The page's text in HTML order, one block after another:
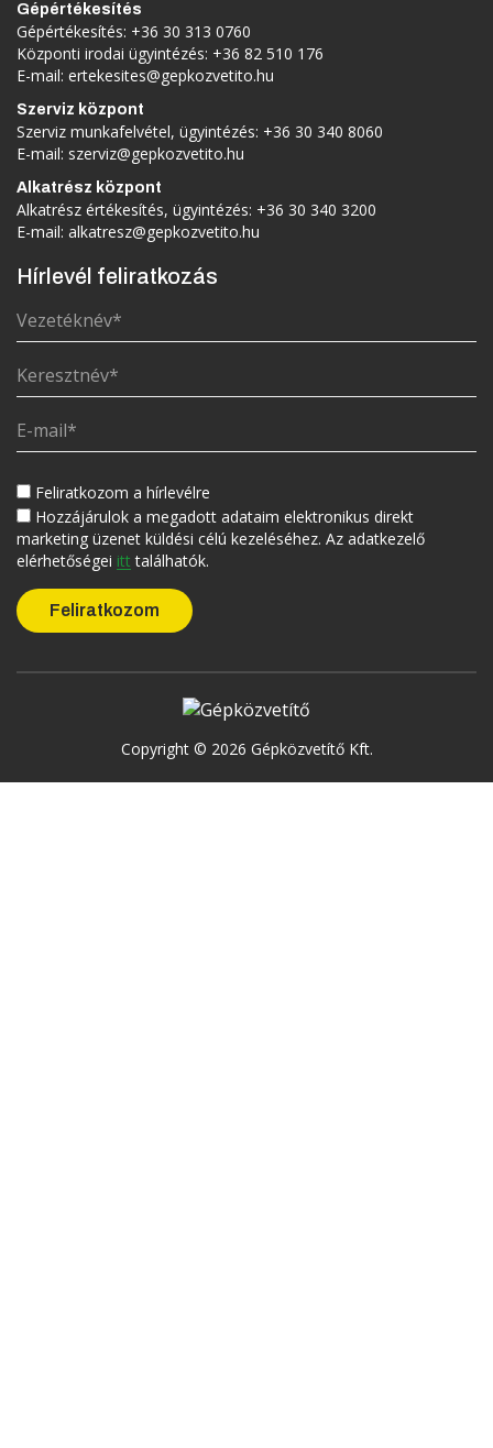
Gépértékesítés
Gépértékesítés: +36 30 313 0760
Központi irodai ügyintézés: +36 82 510 176
E-mail: ertekesites@gepkozvetito.hu
Szerviz központ
Szerviz munkafelvétel, ügyintézés: +36 30 340 8060
E-mail: szerviz@gepkozvetito.hu
Alkatrész központ
Alkatrész értékesítés, ügyintézés: +36 30 340 3200
E-mail: alkatresz@gepkozvetito.hu
Hírlevél feliratkozás
Feliratkozom a hírlevélre
Hozzájárulok a megadott adataim elektronikus direkt
marketing üzenet küldési célú kezeléséhez. Az adatkezelő
elérhetőségei itt találhatók.
Copyright © 2026 Gépközvetítő Kft.